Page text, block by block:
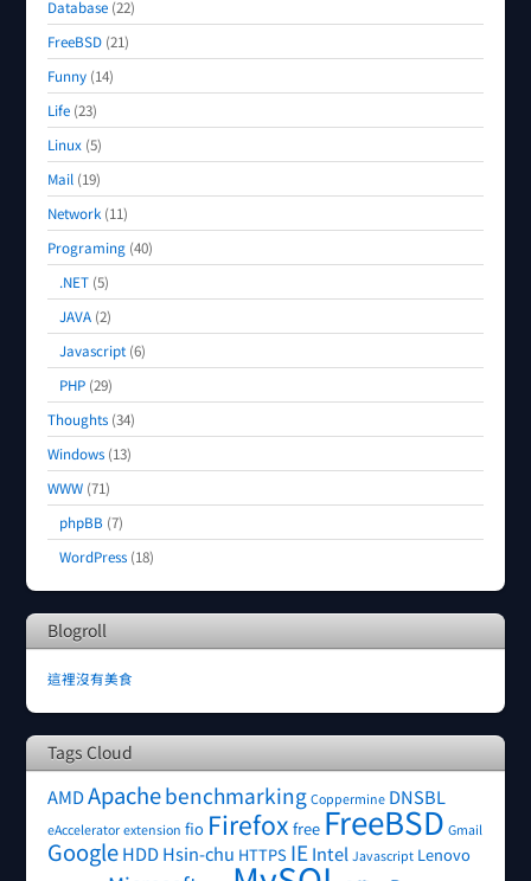
Database (22)
FreeBSD (21)
Funny (14)
Life (23)
Linux (5)
Mail (19)
Network (11)
Programing (40)
.NET (5)
JAVA (2)
Javascript (6)
PHP (29)
Thoughts (34)
Windows (13)
WWW (71)
phpBB (7)
WordPress (18)
Blogroll
這裡沒有美食
Tags Cloud
AMDApachebenchmarking Coppermine DNSBL
eAccelerator extension fio Firefox free FreeBSD Gmail
GoogleHDDHsin-chu HTTPS IE Intel Javascript Lenovo